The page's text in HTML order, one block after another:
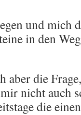
und mich
in den
aber die
nicht auch
die